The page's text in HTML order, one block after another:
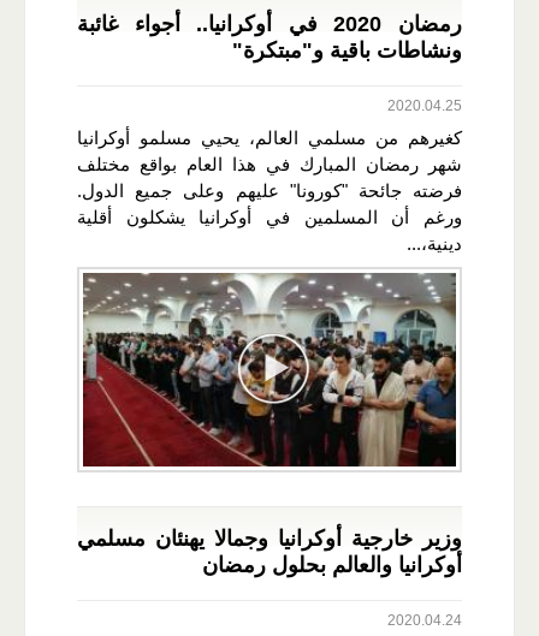
رمضان 2020 في أوكرانيا.. أجواء غائبة
ونشاطات باقية و"مبتكرة"
2020.04.25
كغيرهم من مسلمي العالم، يحيي مسلمو أوكرانيا
شهر رمضان المبارك في هذا العام بواقع مختلف
فرضته جائحة "كورونا" عليهم وعلى جميع الدول.
ورغم أن المسلمين في أوكرانيا يشكلون أقلية
دينية،...
وزير خارجية أوكرانيا وجمالا يهنئان مسلمي
أوكرانيا والعالم بحلول رمضان
2020.04.24